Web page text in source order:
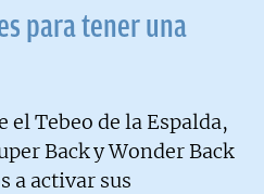
para tener una
Tebeo de la Espalda,
Back y Wonder Back
a activar sus